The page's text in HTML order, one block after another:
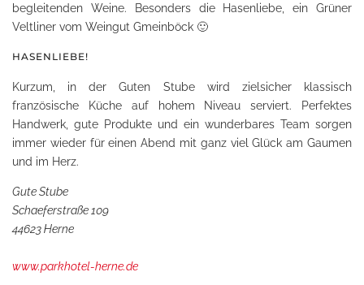
begleitenden Weine. Besonders die Hasenliebe, ein Grüner
Veltliner vom Weingut Gmeinböck 🙂
HASENLIEBE!
Kurzum, in der Guten Stube wird zielsicher klassisch
französische Küche auf hohem Niveau serviert. Perfektes
Handwerk, gute Produkte und ein wunderbares Team sorgen
immer wieder für einen Abend mit ganz viel Glück am Gaumen
und im Herz.
Gute Stube
Schaeferstraße 109
44623 Herne
www.parkhotel-herne.de